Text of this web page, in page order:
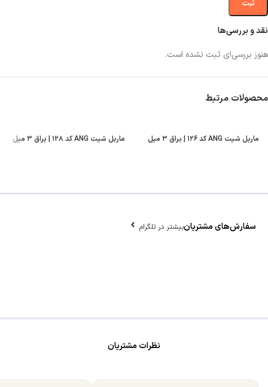
نقد و بررسی‌ها
هنوز بررسی‌ای ثبت نشده است.
محصولات مرتبط
ماربل شیت ANG کد ۱۲۶ | براق ۳ میل ماربل شیت ANG کد ۱۲۸ | براق ۳ میل
سفارش‌های مشتریانبیشتر در تلگرام
نظرات مشتریان